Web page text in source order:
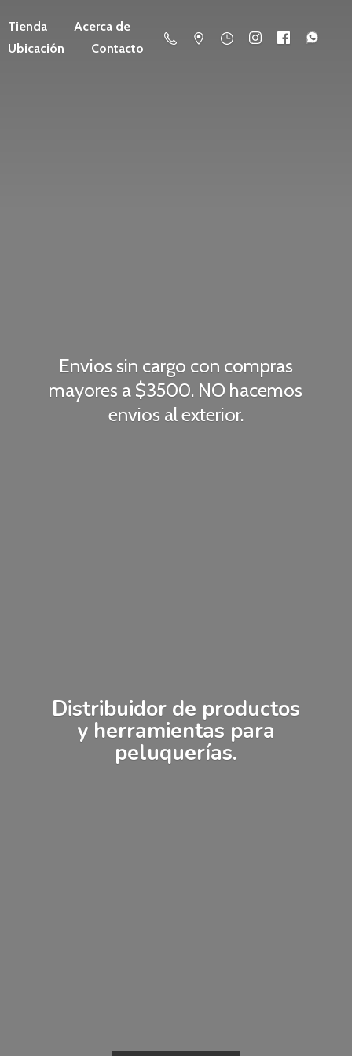
Tienda
Acerca de
Ubicación
Contacto
Distribuidor de productos
y herramientas para
peluquerías.
Envios sin cargo con compras
mayores a $3500. NO hacemos
envios al exterior.